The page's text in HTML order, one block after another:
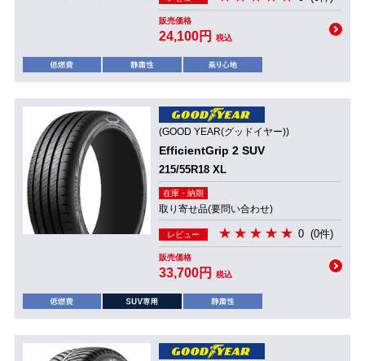
販売価格
24,100円 税込
(GOOD YEAR(グッドイヤー))
EfficientGrip 2 SUV
215/55R18 XL
在庫・納期
取り寄せ品(要問い合わせ)
レビュー 0 (0件)
販売価格
33,700円 税込